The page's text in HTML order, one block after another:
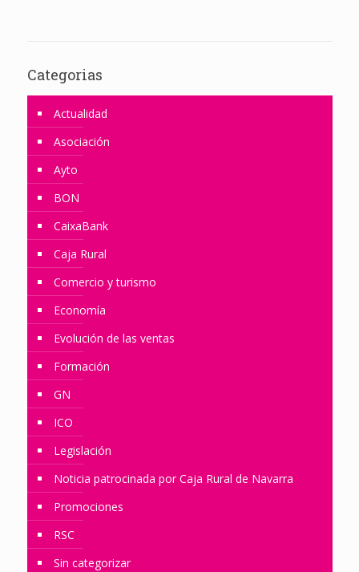
Categorias
Actualidad
Asociación
Ayto
BON
CaixaBank
Caja Rural
Comercio y turismo
Economía
Evolución de las ventas
Formación
GN
ICO
Legislación
Noticia patrocinada por Caja Rural de Navarra
Promociones
RSC
Sin categorizar